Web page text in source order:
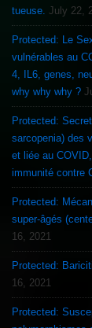
tueuse. July 22,
Protected: Le
vulnérables au
4, IL6, genes,
why why why ?
Protected: Secrets de la Super-Longévité: La
sarcopenia) des
et liée au
immunité contre
Protected:
super-âgés
16, 2021
Protected:
16, 2021
Protected: